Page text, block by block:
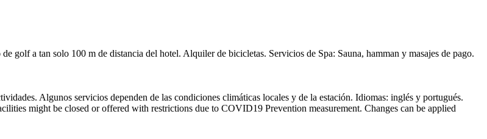
golf a tan solo 100 m de distancia del hotel. Alquiler de bicicletas. Servicios de Spa: Sauna, hamman y masajes de pago.
Algunos servicios dependen de las condiciones climáticas locales y de la estación. Idiomas: inglés y portugués.
might be closed or offered with restrictions due to COVID19 Prevention measurement. Changes can be applied